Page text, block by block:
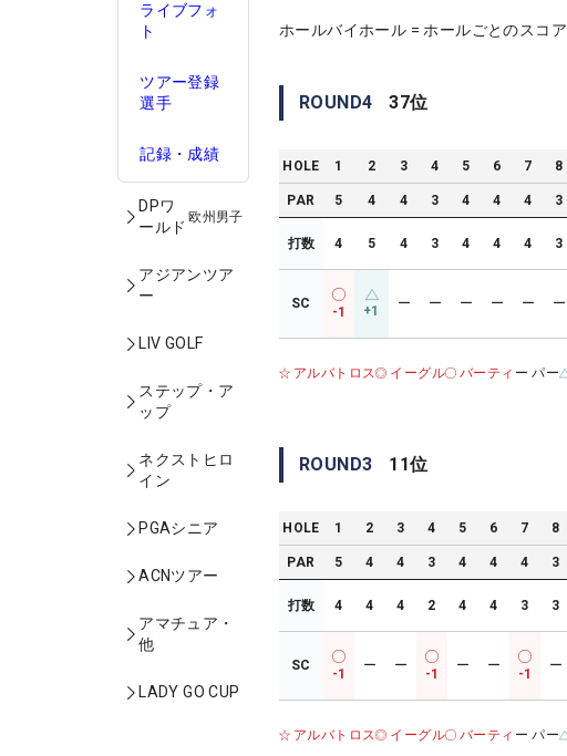
ライブフォ
ト
ツアー登録
選手
記録・成績
DPワ
ールド
欧州男子
アジアンツア
ー
LIV GOLF
ステップ・ア
ップ
ネクストヒロ
イン
PGAシニア
ACNツアー
アマチュア・
他
LADY GO CUP
ホールバイホール = ホールごとのスコア
ROUND4 37位
HOLE 1 2 3 4 5 6 7 8
PAR 5 4 4 3 4 4 4 3
打数 4 5 4 3 4 4 4 3
SC
-1 +1 ー ー ー ー ー ー
アルバトロス イーグル バーティ ー パー
ROUND3 11位
HOLE 1 2 3 4 5 6 7 8
PAR 5 4 4 3 4 4 4 3
打数 4 4 4 2 4 4 3 3
SC
-1
ー ー
-1
ー ー
-1
ー
アルバトロス イーグル バーティ ー パー